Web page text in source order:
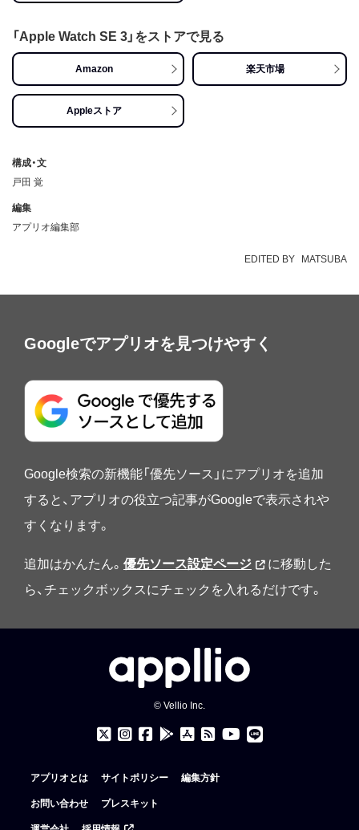
「Apple Watch SE 3」をストアで見る
Amazon 楽天市場
Appleストア
構成・文
戸田 覚
編集
アプリオ編集部
EDITED BY MATSUBA
Googleでアプリオを見つけやすく
Google検索の新機能「優先ソース」にアプリオを追加
すると、アプリオの役立つ記事がGoogleで表示されや
すくなります。
追加はかんたん。 優先ソース設定ページ
に移動した
ら、チェックボックスにチェックを入れるだけです。
© Vellio Inc.
アプリオとは サイトポリシー 編集方針
お問い合わせ プレスキット